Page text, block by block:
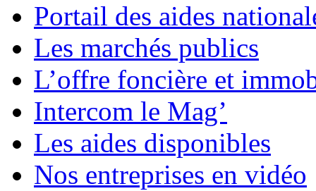
Portail des aides
Les marchés publics
L’offre foncière et
Intercom le Mag’
Les aides disponibles
Nos entreprises en vidéo